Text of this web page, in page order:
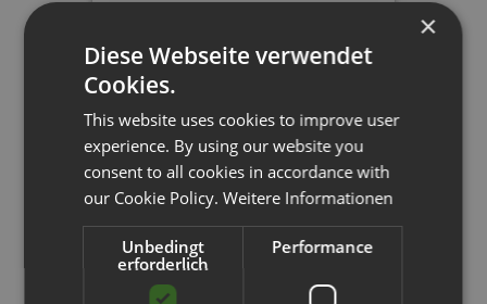
Palettenregal
H 4,5 m | L 10,4 m | T 1,1 m | 44
×
Diese Webseite verwendet
Cookies.
This website uses cookies to improve user
experience. By using our website you
consent to all cookies in accordance with
our Cookie Policy. Weitere Informationen
Unbedingt
erforderlich
Performance